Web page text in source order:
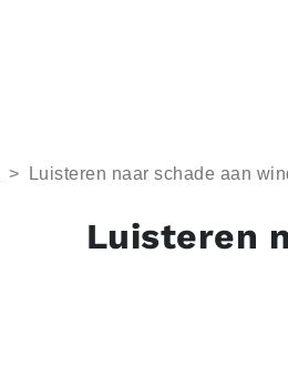
> Luisteren naar schade aan
Luisteren